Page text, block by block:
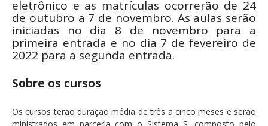
eletrônico e as matrículas ocorrerão de 24
de outubro a 7 de novembro. As aulas serão
iniciadas no dia 8 de novembro para a
primeira entrada e no dia 7 de fevereiro de
2022 para a segunda entrada.
Sobre os cursos
Os cursos terão duração média de três a cinco meses e serão